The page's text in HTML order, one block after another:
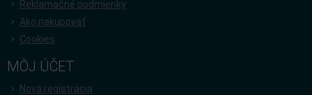
Reklamačné podmienky
Ako nakupovať
Cookies
MÔJ ÚČET
Nová registrácia